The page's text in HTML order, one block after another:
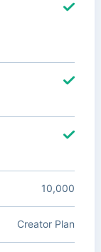
10,000
Creator Plan